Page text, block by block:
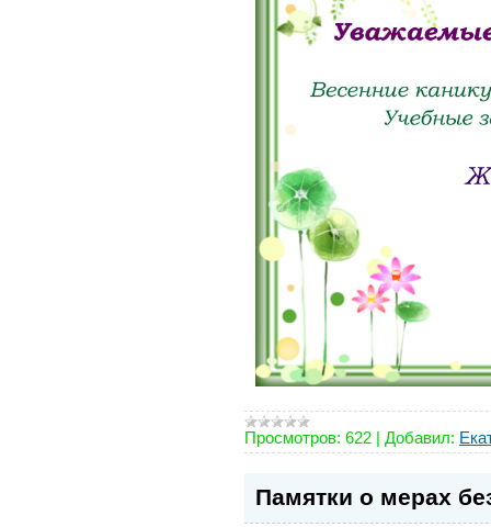
Просмотров: 622 | Добавил:
Памятки о мерах